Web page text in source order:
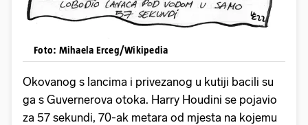
Foto: Mihaela Erceg/Wikipedia
Okovanog s lancima i privezanog u kutiji bacili su
ga s Guvernerova otoka. Harry Houdini se pojavio
za 57 sekundi, 70-ak metara od mjesta na kojemu